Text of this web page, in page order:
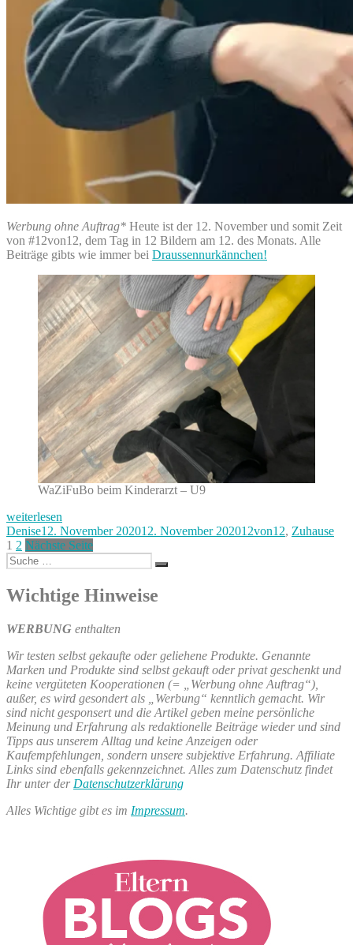
Werbung ohne Auftrag* Heute ist der 12. November und somit Zeit
von #12von12, dem Tag in 12 Bildern am 12. des Monats. Alle
Beiträge gibts wie immer bei Draussennurkännchen!
WaZiFuBo beim Kinderarzt – U9
„12von12
im
November“
weiterlesen
Autor
DeniseVeröffentlicht
am
12. November 202012. November 2020Kategorien
12von12, Zuhause
Seitennummerierung
der
Beiträge
Seite
1 Seite
2 Nächste Seite
Suche
nach:
Suchen
Wichtige Hinweise
WERBUNG enthalten
Wir testen selbst gekaufte oder geliehene Produkte. Genannte
Marken und Produkte sind selbst gekauft oder privat geschenkt und
keine vergüteten Kooperationen (= „Werbung ohne Auftrag“),
außer, es wird gesondert als „Werbung“ kenntlich gemacht. Wir
sind nicht gesponsert und die Artikel geben meine persönliche
Meinung und Erfahrung als redaktionelle Beiträge wieder und sind
Tipps aus unserem Alltag und keine Anzeigen oder
Kaufempfehlungen, sondern unsere subjektive Erfahrung. Affiliate
Links sind ebenfalls gekennzeichnet. Alles zum Datenschutz findet
Ihr unter der Datenschutzerklärung
Alles Wichtige gibt es im Impressum.